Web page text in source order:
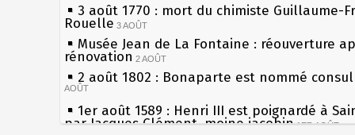
3 août 1770 : mort du chimiste Guillaume-
Rouelle 3 AOÛT
Musée Jean de La Fontaine : réouverture
rénovation 2 AOÛT
2 août 1802 : Bonaparte est nommé
AOÛT
1er août 1589 : Henri III est poignardé à
par Jacques Clément, moine jacobin 1ER AOÛT